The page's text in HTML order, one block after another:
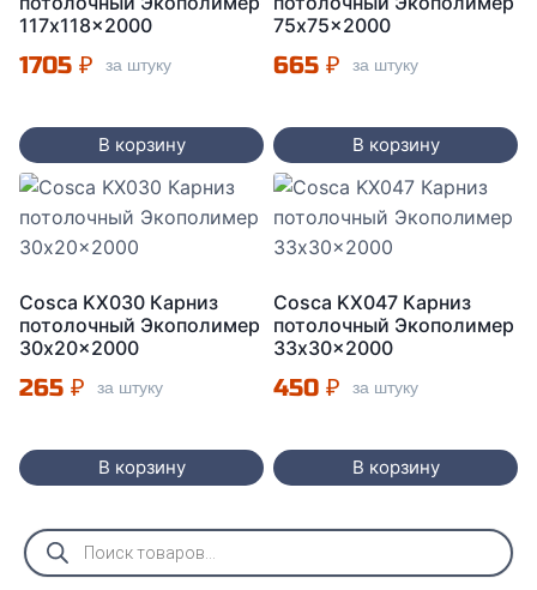
117x118x2000
1705 ₽ за штуку
В корзину
75x75x2000
665 ₽ за штуку
В корзину
Cosca KX030 Карниз
потолочный Экополимер
30x20x2000
265 ₽ за штуку
В корзину
Cosca KX047 Карниз
потолочный Экополимер
33x30x2000
450 ₽ за штуку
В корзину
Поиск
товаров